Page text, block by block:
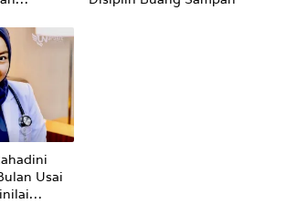
Usai